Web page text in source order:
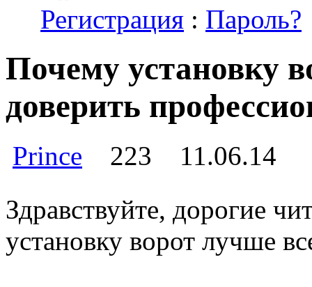
Регистрация : Пароль?
Почему установку
доверить
Prince 223
11.06.14
Здравствуйте, дорогие
установку ворот лучше